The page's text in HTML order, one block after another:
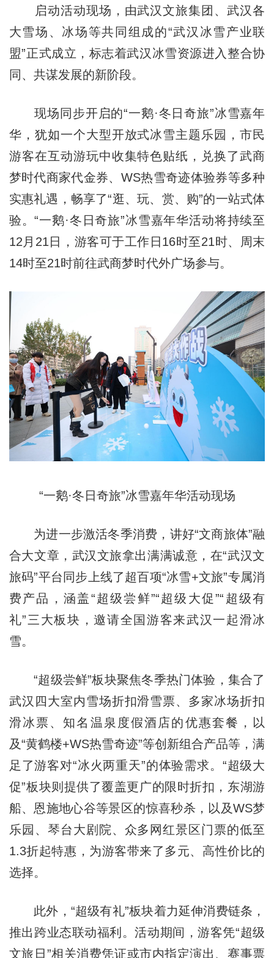
启动活动现场，由武汉文旅集团、武汉各
大雪场、冰场等共同组成的“武汉冰雪产业联
盟”正式成立，标志着武汉冰雪资源进入整合协
同、共谋发展的新阶段。
现场同步开启的“一鹅·冬日奇旅”冰雪嘉年
华，犹如一个大型开放式冰雪主题乐园，市民
游客在互动游玩中收集特色贴纸，兑换了武商
梦时代商家代金券、WS热雪奇迹体验券等多种
实惠礼遇，畅享了“逛、玩、赏、购”的一站式体
验。“一鹅·冬日奇旅”冰雪嘉年华活动将持续至
12月21日，游客可于工作日16时至21时、周末
14时至21时前往武商梦时代外广场参与。
“一鹅·冬日奇旅”冰雪嘉年华活动现场
为进一步激活冬季消费，讲好“文商旅体”融
合大文章，武汉文旅拿出满满诚意，在“武汉文
旅码”平台同步上线了超百项“冰雪+文旅”专属消
费产品，涵盖“超级尝鲜”“超级大促”“超级有
礼”三大板块，邀请全国游客来武汉一起滑冰
雪。
“超级尝鲜”板块聚焦冬季热门体验，集合了
武汉四大室内雪场折扣滑雪票、多家冰场折扣
滑冰票、知名温泉度假酒店的优惠套餐，以
及“黄鹤楼+WS热雪奇迹”等创新组合产品等，满
足了游客对“冰火两重天”的体验需求。“超级大
促”板块则提供了覆盖更广的限时折扣，东湖游
船、恩施地心谷等景区的惊喜秒杀，以及WS梦
乐园、琴台大剧院、众多网红景区门票的低至
1.3折起特惠，为游客带来了多元、高性价比的
选择。
此外，“超级有礼”板块着力延伸消费链条，
推出跨业态联动福利。活动期间，游客凭“超级
文旅日”相关消费凭证或市内指定演出、赛事票